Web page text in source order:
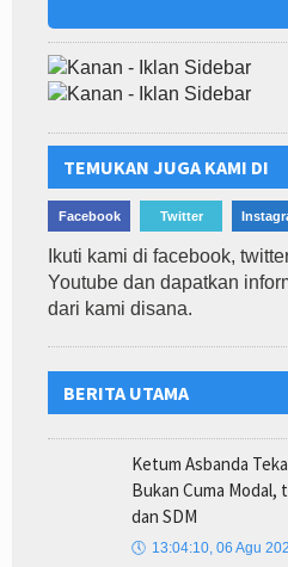
TEMUKAN JUGA KAMI DI
Facebook Twitter
Ikuti kami di facebook,
Youtube dan dapatkan
dari kami disana.
BERITA UTAMA
Ketum Asbanda
Bukan Cuma Modal,
dan SDM
🕔 13:04:10, 06 Agu